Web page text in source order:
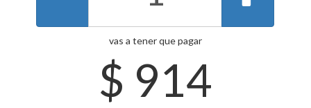
vas a tener que pagar
$ 914